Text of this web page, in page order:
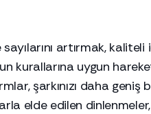
artırmak,
kurallarına uygun
şarkınızı daha geniş
elde edilen